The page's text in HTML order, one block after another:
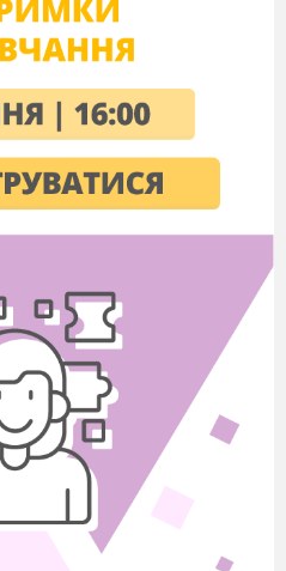
з гідроген
чорного порошку
трубкою,
у наповнену водою
пробірку.
манган(
) оксид,
та зробіть висновок.
кисню.
паличку, підпаліть її,
жар а потім загасіть.
склянку з киснем. Що
2.
розкладом гідроген
методом витіснення